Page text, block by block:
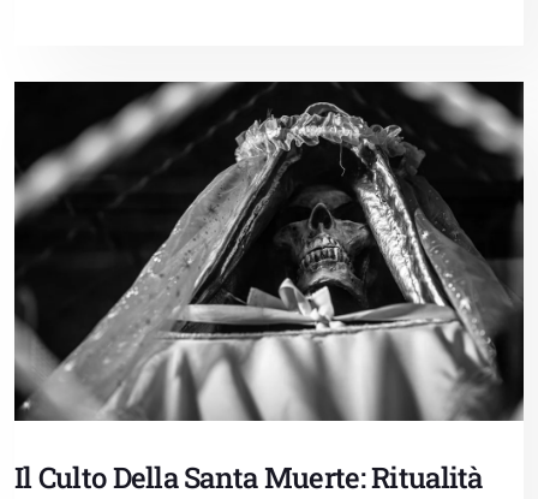
Il Culto Della Santa Muerte: Ritualità